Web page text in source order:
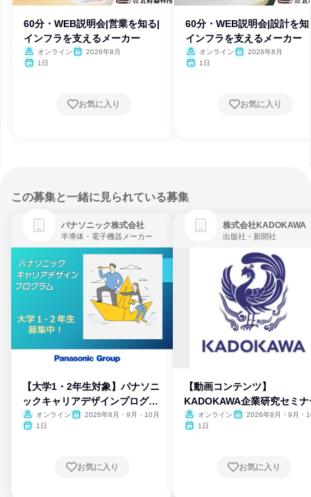
60分・WEB説明会|営業を知る|
インフラを支えるメーカー
オンライン
2026年8月
1日
お気に入り
60分・WEB説明会|設計を知
インフラを支えるメーカー
オンライン
2026年8月
1日
お気に入り
この募集と一緒に見られている募集
パナソニック株式会社
半導体・電子機器メーカー
【大学1・2年生対象】パナソニ
ックキャリアデザインプログラ
ム
オンライン
2026年8月・9月・10月
1日
お気に入り
株式会社KADOKAWA
出版社・新聞社
【動画コンテンツ】
KADOKAWA企業研究セミナ
オンライン
2026年8月・9月・
1日
お気に入り